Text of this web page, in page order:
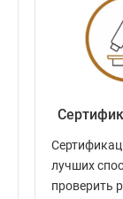
лучших
проверить